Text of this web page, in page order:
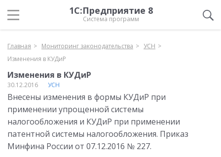
1С:Предприятие 8
Система программ
Главная Мониторинг законодательства
УСН
Изменения в КУДиР
Изменения в КУДиР
30.12.2016 УСН
Внесены изменения в формы КУДиР при
применении упрощенной системы
налогообложения и КУДиР при применении
патентной системы налогообложения. Приказ
Минфина России от 07.12.2016 № 227.